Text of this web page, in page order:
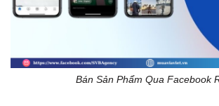
Bán Sản Phẩm Qua Facebook